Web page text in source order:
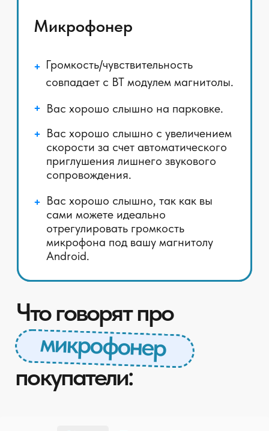
✅ Качество голоса сравнимо
со штатными микрофонами
чувствительность вашего
модуля BT в магнитоле
✅ Автоматическая
зависимости от уровня шума /
✅ Улучшение разборчивости
речи собеседника
Место установки: рулевая
колонка
300 см - длина провода
Место установки: потолок,
Купить оптом
Скачать инструкцию